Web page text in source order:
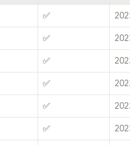
✅
✅
✅
✅
✅
✅